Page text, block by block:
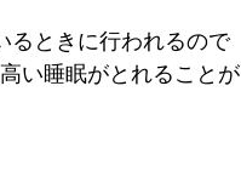
るときに行われるので
い睡眠がとれることが